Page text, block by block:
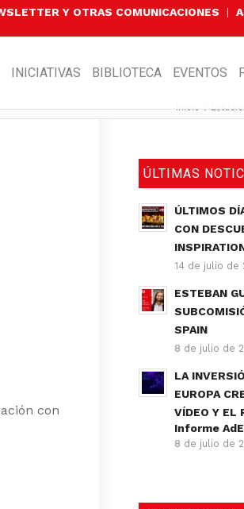
Y OTRAS COMUNICACIONES
INICIATIVAS BIBLIOTECA EVENTOS
Inicio /
con
ÚLTIMAS
ÚLTIMOS
CON
14 de julio de
ESTEBAN
SPAIN
8 de julio de
LA
EUROPA
VÍDEO Y EL
Informe
8 de julio de